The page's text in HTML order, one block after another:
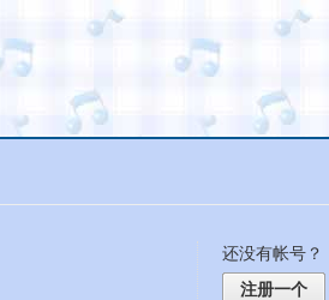
还没有帐号？
注册一个